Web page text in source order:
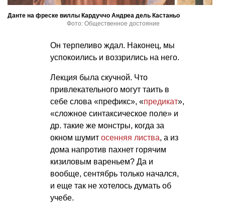
Данте на фреске виллы Кардуччо Андреа дель Кастаньо
Фото: Общественное достояние
Он терпеливо ждал. Наконец, мы
успокоились и воззрились на него.
Лекция была скучной. Что
привлекательного могут таить в
себе слова «префикс», «предикат»,
«сложное синтаксическое поле» и
др. такие же монстры, когда за
окном шумит осенняя листва, а из
дома напротив пахнет горячим
кизиловым вареньем? Да и
вообще, сентябрь только начался,
и еще так не хотелось думать об
учебе.